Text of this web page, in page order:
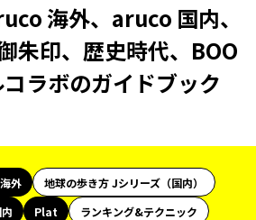
海外、aruco 国内、
朱印、歴史時代、BOO
ラボのガイドブック
外
地球の歩き方 Jシリーズ（国内）
Plat
ランキング&テクニック